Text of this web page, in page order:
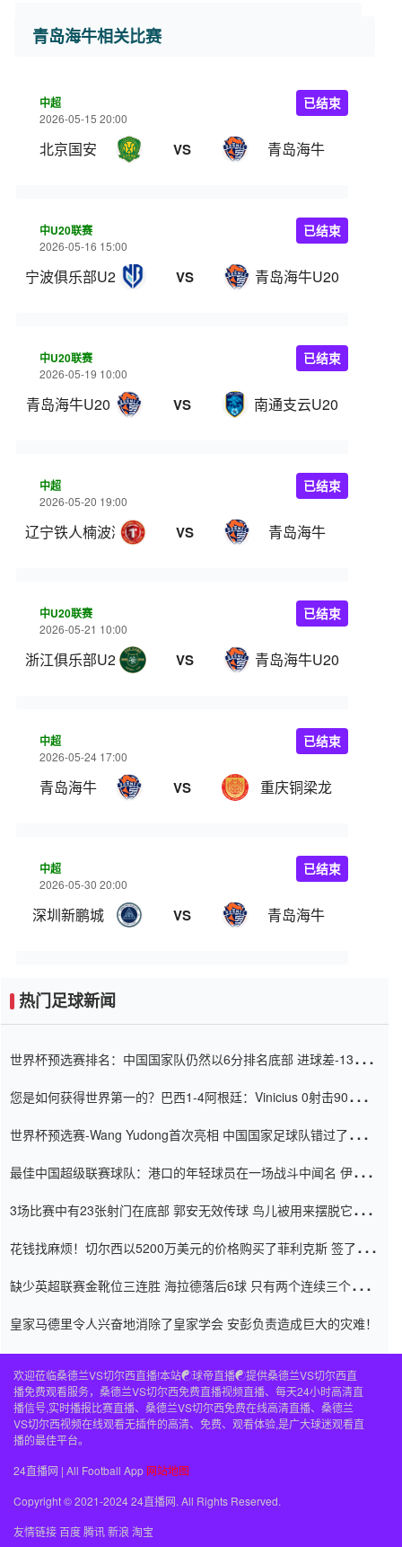
青岛海牛相关比赛
中超
2026-05-15 20:00
北京国安 VS 青岛海牛
已结束
中U20联赛
2026-05-16 15:00
宁波俱乐部U20 VS 青岛海牛U20
已结束
中U20联赛
2026-05-19 10:00
青岛海牛U20 VS 南通支云U20
已结束
中超
2026-05-20 19:00
辽宁铁人楠波湾 VS 青岛海牛
已结束
中U20联赛
2026-05-21 10:00
浙江俱乐部U20 VS 青岛海牛U20
已结束
中超
2026-05-24 17:00
青岛海牛 VS 重庆铜梁龙
已结束
中超
2026-05-30 20:00
深圳新鹏城 VS 青岛海牛
已结束
热门足球新闻
世界杯预选赛排名：中国国家队仍然以6分排名底部 进球差-13令人
您是如何获得世界第一的？巴西1-4阿根廷：Vinicius 0射击90分钟
世界杯预选赛-Wang Yudong首次亮相 中国国家足球队错过了世界
最佳中国超级联赛球队：港口的年轻球员在一场战斗中闻名 伊万放
3场比赛中有23张射门在底部 郭安无效传球 鸟儿被用来摆脱它
花钱找麻烦！切尔西以5200万美元的价格购买了菲利克斯 签了7年
缺少英超联赛金靴位三连胜 海拉德落后6球 只有两个连续三个连续
皇家马德里令人兴奋地消除了皇家学会 安彭负责造成巨大的灾难！
欢迎莅临桑德兰VS切尔西直播!本站☯球帝直播☯提供桑德兰VS切尔西直
播免费观看服务，桑德兰VS切尔西免费直播视频直播、每天24小时高清直
播信号,实时播报比赛直播、桑德兰VS切尔西免费在线高清直播、桑德兰
VS切尔西视频在线观看无插件的高清、免费、观看体验,是广大球迷观看直
播的最佳平台。
24直播网 | All Football App 网站地图
Copyright © 2021-2024 24直播网. All Rights Reserved.
友情链接百度腾讯新浪 淘宝